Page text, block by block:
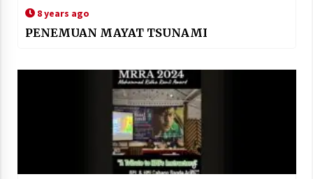
8 years ago
PENEMUAN MAYAT TSUNAMI